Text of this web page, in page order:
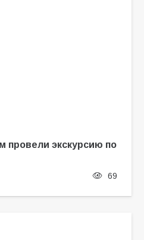
провели экскурсию по
69